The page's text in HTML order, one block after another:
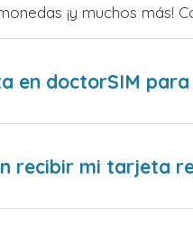
¡y muchos más!
en doctorSIM
recibir mi tarjeta